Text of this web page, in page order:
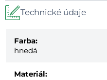
Technické údaje
Farba:
hnedá
Materiál: